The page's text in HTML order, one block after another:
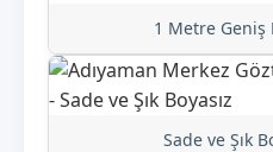
1 Metre
Sade ve Şık